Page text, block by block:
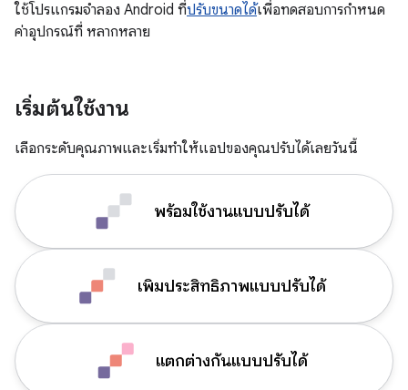
ใช้โปรแกรมจำลอง Android ที่ปรับขนาดได้เพื่อทดสอบการกำหนด
ค่าอุปกรณ์ที่ หลากหลาย
เริ่มต้นใช้งาน
เลือกระดับคุณภาพและเริ่มทำให้แอปของคุณปรับได้เลยวันนี้
พร้อมใช้งานแบบปรับได้
เพิ่มประสิทธิภาพแบบปรับได้
แตกต่างกันแบบปรับได้